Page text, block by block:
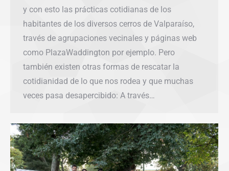
y con esto las prácticas cotidianas de los
habitantes de los diversos cerros de Valparaíso,
través de agrupaciones vecinales y páginas web
como PlazaWaddington por ejemplo. Pero
también existen otras formas de rescatar la
cotidianidad de lo que nos rodea y que muchas
veces pasa desapercibido: A través…